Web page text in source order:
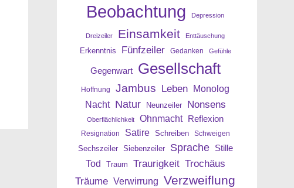
Beobachtung Depression
Dreizeiler Einsamkeit Enttäuschung
Erkenntnis Fünfzeiler Gedanken Gefühle
Gegenwart Gesellschaft
Hoffnung Jambus Leben Monolog
Nacht Natur Neunzeiler Nonsens
Oberflächlichkeit Ohnmacht Reflexion
Resignation Satire Schreiben Schweigen
Sechszeiler Siebenzeiler Sprache Stille
Tod Traum Traurigkeit Trochäus
Träume Verwirrung Verzweiflung